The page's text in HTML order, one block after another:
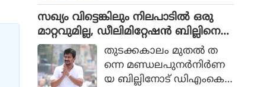
ളിൽ ഓറഞ്ച് അലർട്ട്.
തിരുവനന്തപുരം, കൊല്ലം,
ആലപ്പുഴ, എറണാകുളം,
തൃശൂർ, പാലക്കാട് ജില്ലക
ളിൽ യെല്ലോ അലർ
ട്ടുമാണ്.
ധാനമായ സ്ഥാനങ്ങ
ളെല്ലാം ആക്രമിക്കുമെന്ന്
ഇറാന്‍ വ്യക്തമാക്കി.
സഖ്യം വിട്ടെങ്കിലും നിലപാടിൽ ഒരു
മാറ്റവുമില്ല, ഡീലിമിറ്റേഷൻ ബില്ലിനെ
എതിർക്കുമെന്ന് ഉദയനിധി സ്റ്റാലിൻ
തുടക്കകാലം മുതല്‍ ത
ന്നെ മണ്ഡലപുനര്‍നിര്‍ണ
യ ബില്ലിനോട് ഡിഎംകെ